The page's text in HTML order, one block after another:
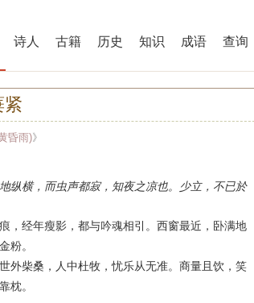
诗人 古籍 历史 知识 成语 查询
紧
昏雨)》
纵横，而虫声都寂，知夜之凉也。少立，不已於
，经年瘦影，都与吟魂相引。西窗最近，卧满地
粉。
外柴桑，人中杜牧，忧乐从无准。商量且饮，笑
枕。